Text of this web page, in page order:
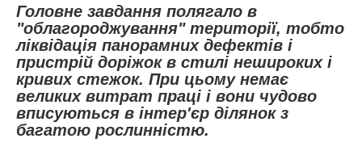
Головне завдання полягало в
"облагороджування" території, тобто
ліквідація панорамних дефектів і
пристрій доріжок в стилі нешироких і
кривих стежок. При цьому немає
великих витрат праці і вони чудово
вписуються в інтер'єр ділянок з
багатою рослинністю.